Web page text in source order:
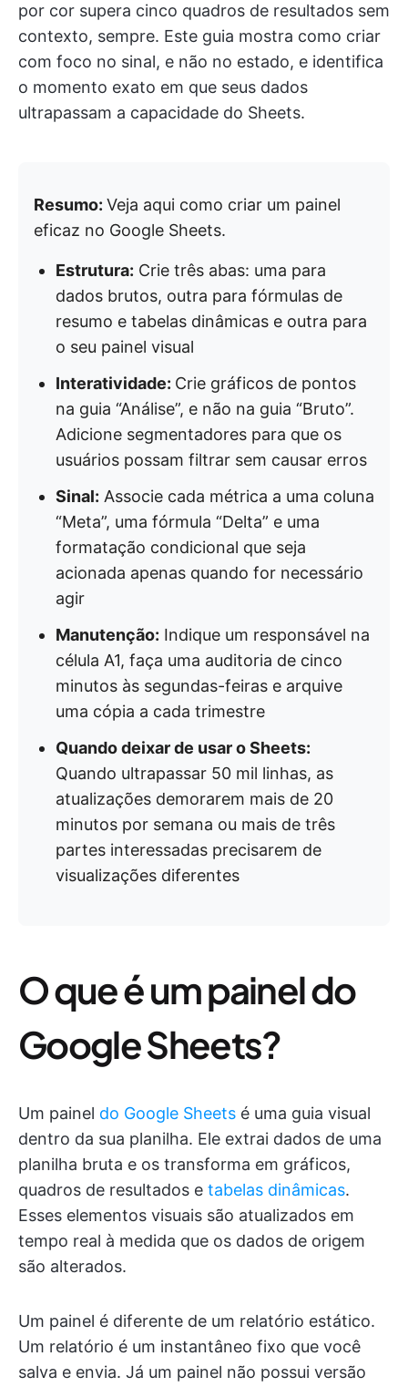
por cor supera cinco quadros de resultados sem
contexto, sempre. Este guia mostra como criar
com foco no sinal, e não no estado, e identifica
o momento exato em que seus dados
ultrapassam a capacidade do Sheets.
Resumo: Veja aqui como criar um painel
eficaz no Google Sheets.
Estrutura: Crie três abas: uma para
dados brutos, outra para fórmulas de
resumo e tabelas dinâmicas e outra para
o seu painel visual
Interatividade: Crie gráficos de pontos
na guia “Análise”, e não na guia “Bruto”.
Adicione segmentadores para que os
usuários possam filtrar sem causar erros
Sinal: Associe cada métrica a uma coluna
“Meta”, uma fórmula “Delta” e uma
formatação condicional que seja
acionada apenas quando for necessário
agir
Manutenção: Indique um responsável na
célula A1, faça uma auditoria de cinco
minutos às segundas-feiras e arquive
uma cópia a cada trimestre
Quando deixar de usar o Sheets:
Quando ultrapassar 50 mil linhas, as
atualizações demorarem mais de 20
minutos por semana ou mais de três
partes interessadas precisarem de
visualizações diferentes
O que é um painel do
Google Sheets?
Um painel do Google Sheets é uma guia visual
dentro da sua planilha. Ele extrai dados de uma
planilha bruta e os transforma em gráficos,
quadros de resultados e tabelas dinâmicas.
Esses elementos visuais são atualizados em
tempo real à medida que os dados de origem
são alterados.
Um painel é diferente de um relatório estático.
Um relatório é um instantâneo fixo que você
salva e envia. Já um painel não possui versão